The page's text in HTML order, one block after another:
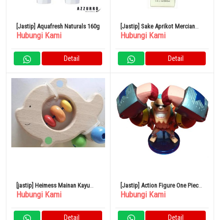
[Jastip] Aquafresh Naturals 160g
Hubungi Kami
Detail
[Jastip] Sake Aprikot Mercian
Paket 1L 11%
Hubungi Kami
Detail
[jastip] Heimess Mainan Kayu
Pertama Ikan Bergulir
Hubungi Kami
Detail
[Jastip] Action Figure One Piece
Vol.23 Franky
Hubungi Kami
Detail